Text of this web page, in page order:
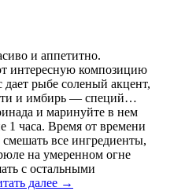
и аппетитно.
интересную композицию
рыбе соленый акцент,
и имбирь — специй…
и маринуйте в нем
1 часа. Время от времени
все ингредиенты,
на умеренном огне
с остальными
далее →